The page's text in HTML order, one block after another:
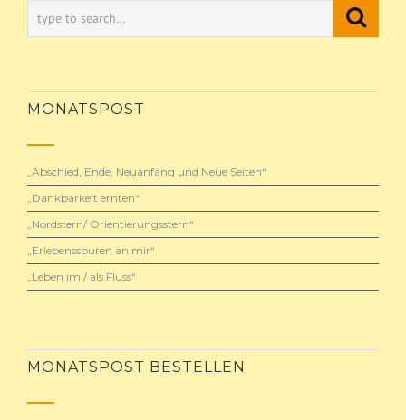
MONATSPOST
„Abschied, Ende, Neuanfang und Neue Seiten“
„Dankbarkeit ernten“
„Nordstern/ Orientierungsstern“
„Erlebensspuren an mir“
„Leben im / als Fluss“
MONATSPOST BESTELLEN